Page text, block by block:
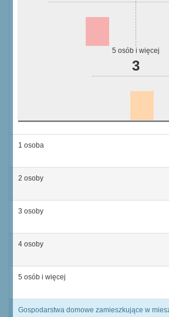
5 osób i więcej
3
1 osoba
2 osoby
3 osoby
4 osoby
5 osób i więcej
Gospodarstwa domowe zamieszkujące w